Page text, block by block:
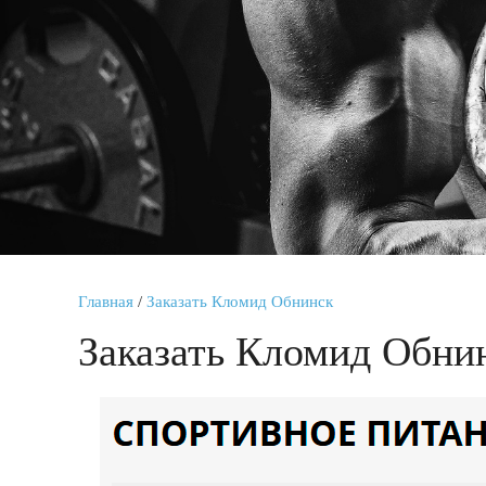
Главная / Заказать Кломид Обнинск
Заказать Кломид